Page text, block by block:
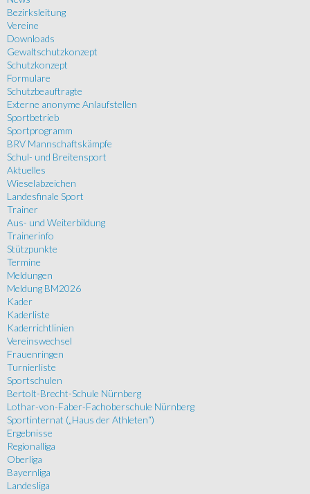
Bezirksleitung
Vereine
Downloads
Gewaltschutzkonzept
Schutzkonzept
Formulare
Schutzbeauftragte
Externe anonyme Anlaufstellen
Sportbetrieb
Sportprogramm
BRV Mannschaftskämpfe
Schul- und Breitensport
Aktuelles
Wieselabzeichen
Landesfinale Sport
Trainer
Aus- und Weiterbildung
Trainerinfo
Stützpunkte
Termine
Meldungen
Meldung BM2026
Kader
Kaderliste
Kaderrichtlinien
Vereinswechsel
Frauenringen
Turnierliste
Sportschulen
Bertolt-Brecht-Schule Nürnberg
Lothar-von-Faber-Fachoberschule Nürnberg
Sportinternat („Haus der Athleten“)
Ergebnisse
Regionalliga
Oberliga
Bayernliga
Landesliga